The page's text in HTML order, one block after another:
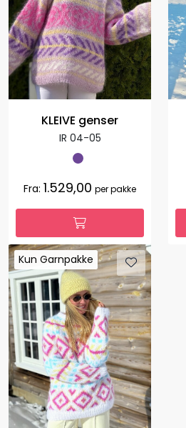
KLEIVE genser
IR 04-05
Fra: 1.529,00 per pakke
Kun Garnpakke
Kun Garnpakke